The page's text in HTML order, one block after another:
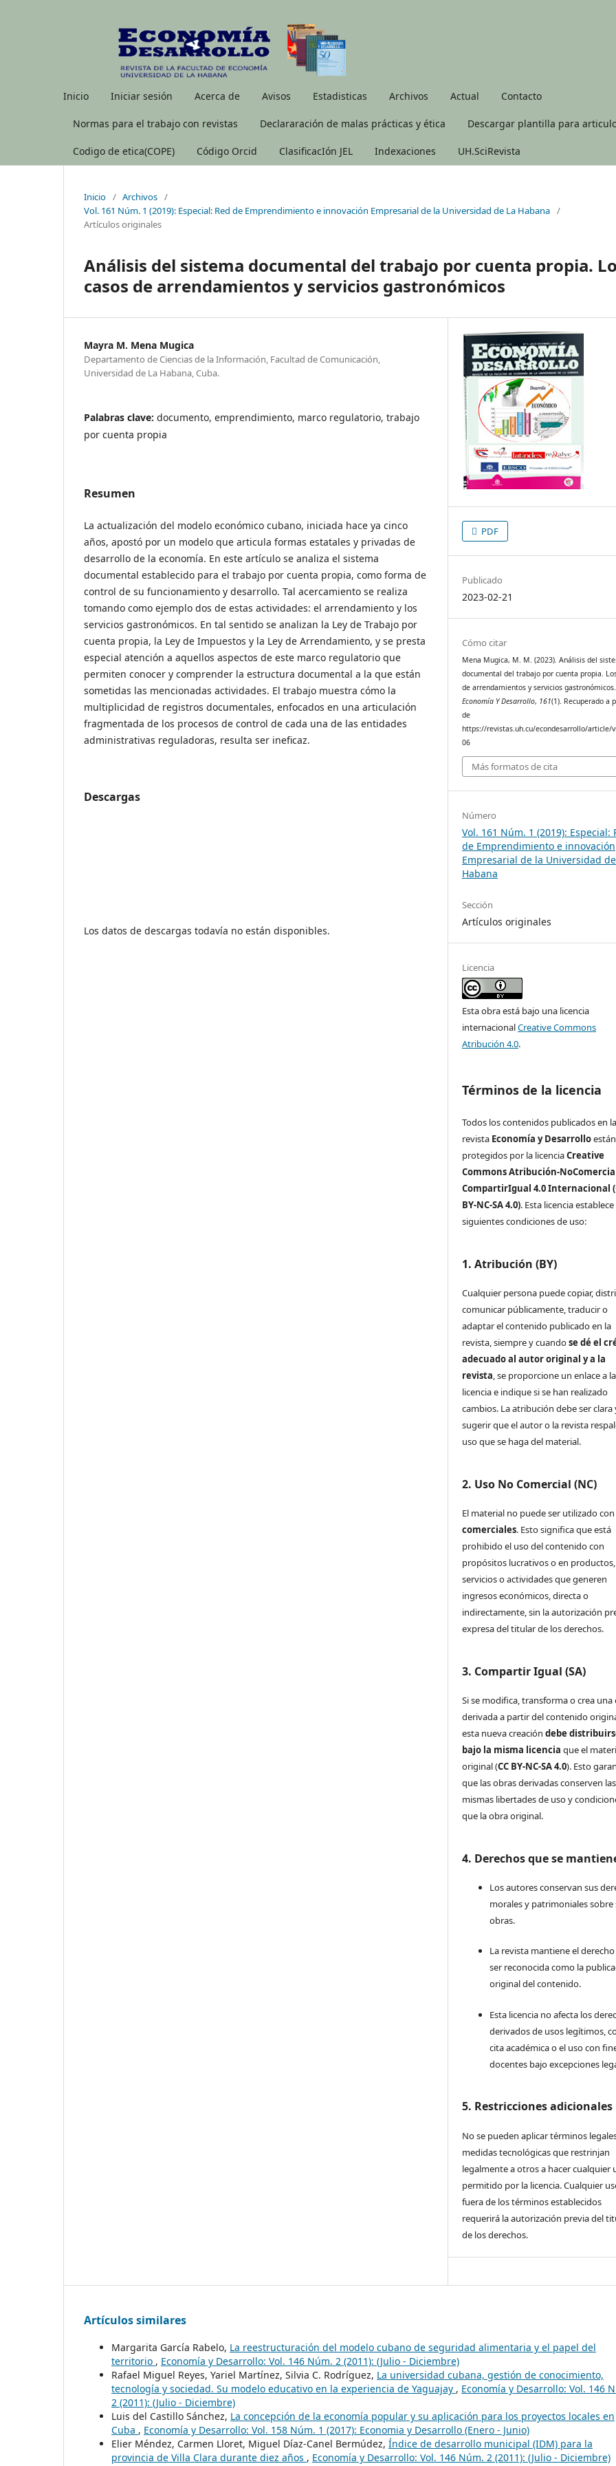
Inicio Iniciar sesión Acerca de Avisos Estadisticas Archivos Actual Contacto
Normas para el trabajo con revistas Declararación de malas prácticas y ética Descargar plantilla para
Codigo de etica(COPE) Código Orcid ClasificacIón JEL Indexaciones UH.SciRevista
Inicio / Archivos /
Vol. 161 Núm. 1 (2019): Especial: Red de Emprendimiento e innovación Empresarial de la Universidad de La Habana /
Artículos originales
Análisis del sistema documental del trabajo por cuenta propia.
casos de arrendamientos y servicios gastronómicos
Mayra M. Mena Mugica
Departamento de Ciencias de la Información, Facultad de Comunicación,
Universidad de La Habana, Cuba.
Palabras clave: documento, emprendimiento, marco regulatorio, trabajo
por cuenta propia
Resumen
La actualización del modelo económico cubano, iniciada hace ya cinco
años, apostó por un modelo que articula formas estatales y privadas de
desarrollo de la economía. En este artículo se analiza el sistema
documental establecido para el trabajo por cuenta propia, como forma de
control de su funcionamiento y desarrollo. Tal acercamiento se realiza
tomando como ejemplo dos de estas actividades: el arrendamiento y los
servicios gastronómicos. En tal sentido se analizan la Ley de Trabajo por
cuenta propia, la Ley de Impuestos y la Ley de Arrendamiento, y se presta
especial atención a aquellos aspectos de este marco regulatorio que
permiten conocer y comprender la estructura documental a la que están
sometidas las mencionadas actividades. El trabajo muestra cómo la
multiplicidad de registros documentales, enfocados en una articulación
fragmentada de los procesos de control de cada una de las entidades
administrativas reguladoras, resulta ser ineficaz.
Descargas
Los datos de descargas todavía no están disponibles.
PDF
Publicado
2023-02-21
Cómo citar
Mena Mugica, M. M. (2023). Análisis del
documental del trabajo por cuenta propia.
de arrendamientos y servicios gastronómicos.
Economía Y Desarrollo, 161(1). Recuperado a
de
https://revistas.uh.cu/econdesarrollo/article/
06
Más formatos de cita
Número
Vol. 161 Núm. 1 (2019): Especial:
de Emprendimiento e innovación
Empresarial de la Universidad
Habana
Sección
Artículos originales
Licencia
Esta obra está bajo una licencia
internacionalCreative Commons
Atribución 4.0.
Términos de la licencia
Todos los contenidos publicados en la
revista Economía y Desarrolloestán
protegidos por la licenciaCreative
Commons Atribución-
CompartirIgual 4.0 Internacional
BY-NC-SA 4.0). Esta licencia establece
siguientes condiciones de uso:
1. Atribución (BY)
Cualquier persona puede copiar,
comunicar públicamente, traducir o
adaptar el contenido publicado en la
revista, siempre y cuandose dé el
adecuado al autor original y a la
revista, se proporcione un enlace a la
licencia e indique si se han realizado
cambios. La atribución debe ser clara
sugerir que el autor o la revista
uso que se haga del material.
2. Uso No Comercial (NC)
El material no puede ser utilizado
comerciales. Esto significa que está
prohibido el uso del contenido con
propósitos lucrativos o en productos,
servicios o actividades que generen
ingresos económicos, directa o
indirectamente, sin la autorización
expresa del titular de los derechos.
3. Compartir Igual (SA)
Si se modifica, transforma o crea una
derivada a partir del contenido
esta nueva creacióndebe
bajo la misma licencia que el
original (CC BY-NC-SA 4.0). Esto
que las obras derivadas conserven las
mismas libertades de uso y
que la obra original.
4. Derechos que se
Los autores conservan sus
morales y patrimoniales sobre
obras.
La revista mantiene el
ser reconocida como la
original del contenido.
Esta licencia no afecta los
derivados de usos legítimos,
cita académica o el uso con
docentes bajo excepciones
5. Restricciones adicionales
No se pueden aplicar términos
medidas tecnológicas que restrinjan
legalmente a otros a hacer cualquier
permitido por la licencia. Cualquier
fuera de los términos establecidos
requerirá la autorización previa del
de los derechos.
Artículos similares
Margarita García Rabelo, La reestructuración del modelo cubano de seguridad alimentaria y el papel del
territorio , Economía y Desarrollo: Vol. 146 Núm. 2 (2011): (Julio - Diciembre)
Rafael Miguel Reyes, Yariel Martínez, Silvia C. Rodríguez, La universidad cubana, gestión de conocimiento,
tecnología y sociedad. Su modelo educativo en la experiencia de Yaguajay , Economía y Desarrollo: Vol. 146
2 (2011): (Julio - Diciembre)
Luis del Castillo Sánchez, La concepción de la economía popular y su aplicación para los proyectos locales en
Cuba , Economía y Desarrollo: Vol. 158 Núm. 1 (2017): Economia y Desarrollo (Enero - Junio)
Elier Méndez, Carmen Lloret, Miguel Díaz-Canel Bermúdez, Índice de desarrollo municipal (IDM) para la
provincia de Villa Clara durante diez años , Economía y Desarrollo: Vol. 146 Núm. 2 (2011): (Julio - Diciembre)